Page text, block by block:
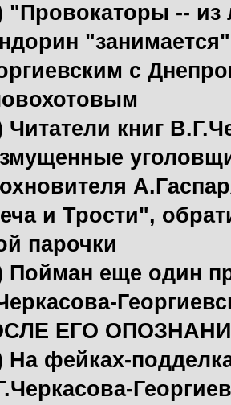
"Провокаторы -- из
с
Читатели книг
и Трости",
парочки
Пойман еще один
ЕГО
На фейках-